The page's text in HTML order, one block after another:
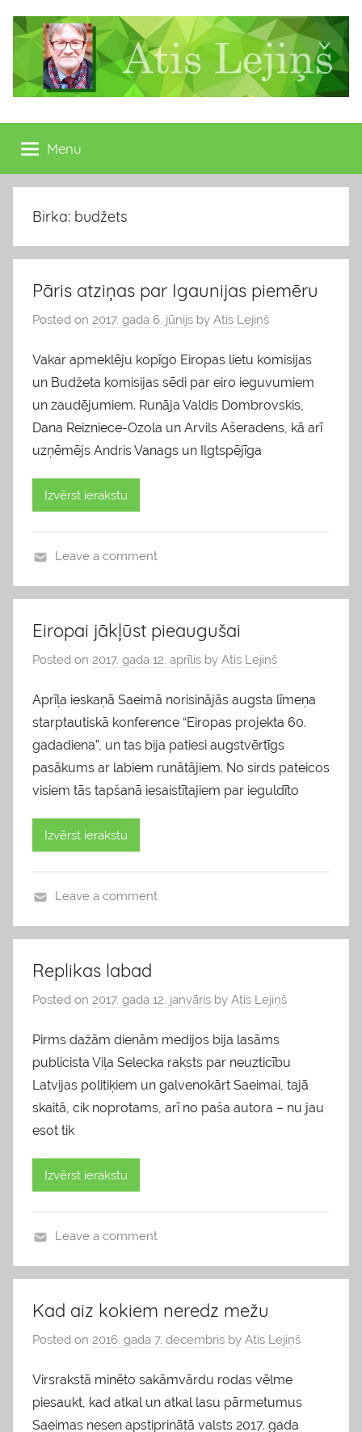
content
Atis
Lejiņš
13.
Saeimas
deputāts
Menu
Birka: budžets
Pāris atziņas par Igaunijas piemēru
Posted on 2017. gada 6. jūnijs by Atis Lejiņš
Vakar apmeklēju kopīgo Eiropas lietu komisijas
un Budžeta komisijas sēdi par eiro ieguvumiem
un zaudējumiem. Runāja Valdis Dombrovskis,
Dana Reizniece-Ozola un Arvils Ašeradens, kā arī
uzņēmējs Andris Vanags un Ilgtspējīga
Izvērst ierakstu
l
g
s
Leave a comment
Eiropai jākļūst pieaugušai
Posted on 2017. gada 12. aprīlis by Atis Lejiņš
Aprīļa ieskaņā Saeimā norisinājās augsta līmeņa
starptautiskā konference “Eiropas projekta 60.
gadadiena”, un tas bija patiesi augstvērtīgs
pasākums ar labiem runātājiem. No sirds pateicos
visiem tās tapšanā iesaistītajiem par ieguldīto
Izvērst ierakstu
l
g
s
Leave a comment
Replikas labad
Posted on 2017. gada 12. janvāris by Atis Lejiņš
Pirms dažām dienām medijos bija lasāms
publicista Viļa Selecka raksts par neuzticību
Latvijas politiķiem un galvenokārt Saeimai, tajā
skaitā, cik noprotams, arī no paša autora – nu jau
esot tik
Izvērst ierakstu
l
g
s
Leave a comment
Kad aiz kokiem neredz mežu
Posted on 2016. gada 7. decembris by Atis Lejiņš
Virsrakstā minēto sakāmvārdu rodas vēlme
piesaukt, kad atkal un atkal lasu pārmetumus
Saeimas nesen apstiprinātā valsts 2017. gada